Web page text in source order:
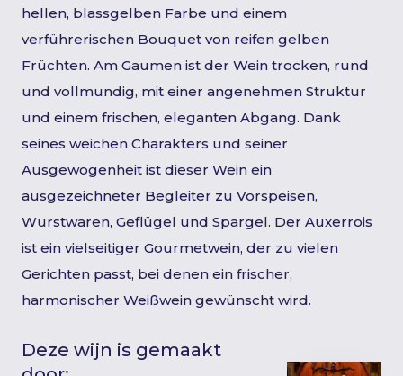
hellen, blassgelben Farbe und einem
verführerischen Bouquet von reifen gelben
Früchten. Am Gaumen ist der Wein trocken, rund
und vollmundig, mit einer angenehmen Struktur
und einem frischen, eleganten Abgang. Dank
seines weichen Charakters und seiner
Ausgewogenheit ist dieser Wein ein
ausgezeichneter Begleiter zu Vorspeisen,
Wurstwaren, Geflügel und Spargel. Der Auxerrois
ist ein vielseitiger Gourmetwein, der zu vielen
Gerichten passt, bei denen ein frischer,
harmonischer Weißwein gewünscht wird.
Deze wijn is gemaakt